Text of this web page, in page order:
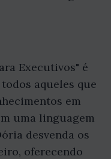
Executivos" é
aqueles que
em
uma linguagem
desvenda os
oferecendo